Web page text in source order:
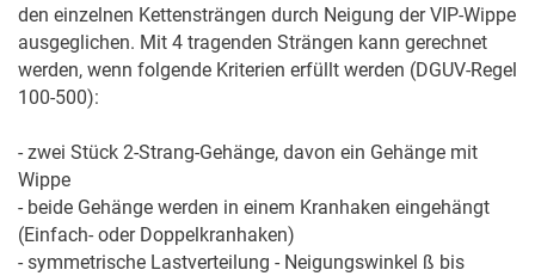
den einzelnen Kettensträngen durch Neigung der VIP-Wippe
ausgeglichen. Mit 4 tragenden Strängen kann gerechnet
werden, wenn folgende Kriterien erfüllt werden (DGUV-Regel
100-500):
- zwei Stück 2-Strang-Gehänge, davon ein Gehänge mit
Wippe
- beide Gehänge werden in einem Kranhaken eingehängt
(Einfach- oder Doppelkranhaken)
- symmetrische Lastverteilung - Neigungswinkel ß bis